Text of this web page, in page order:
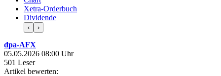
Xetra-Orderbuch
Dividende
‹ ›
dpa-AFX
05.05.2026 08:00 Uhr
501 Leser
Artikel bewerten: